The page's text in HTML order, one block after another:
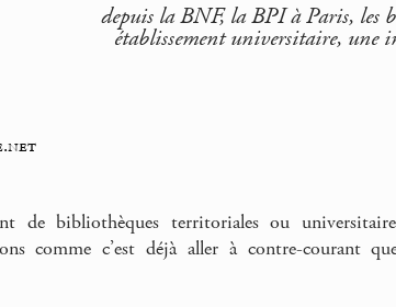
depuis la BNF, la BPI à Paris, les
établissement universitaire,
de bibliothèques territoriales ou
comme c’est déjà aller à contre-courant